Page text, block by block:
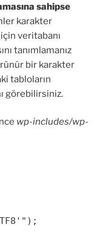
sahipse
karakter
veritabanı
tanımlamanız
bir karakter
tabloların
görebilirsiniz.
wp-includes/wp-